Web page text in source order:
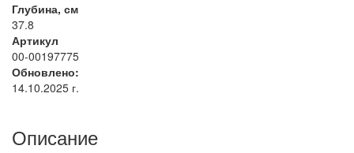
Глубина, см
37.8
Артикул
00-00197775
Обновлено:
14.10.2025 г.
Описание